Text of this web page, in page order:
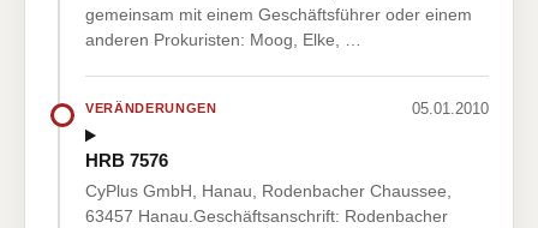
gemeinsam mit einem Geschäftsführer oder einem
anderen Prokuristen: Moog, Elke, …
VERÄNDERUNGEN 05.01.2010
HRB 7576
CyPlus GmbH, Hanau, Rodenbacher Chaussee,
63457 Hanau.Geschäftsanschrift: Rodenbacher